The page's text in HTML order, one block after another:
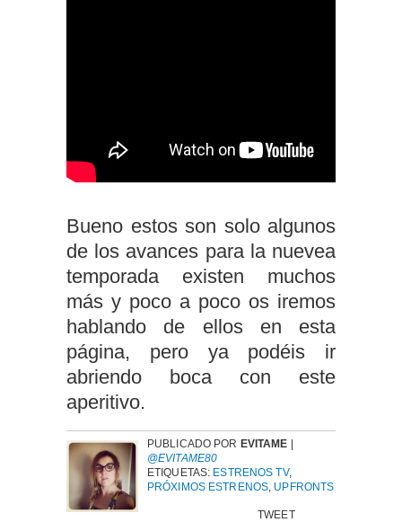
Bueno estos son solo algunos
de los avances para la nuevea
temporada existen muchos
más y poco a poco os iremos
hablando de ellos en esta
página, pero ya podéis ir
abriendo boca con este
aperitivo.
PUBLICADO POR EVITAME |
@EVITAME80
ETIQUETAS: ESTRENOS TV,
PRÓXIMOS ESTRENOS UPFRONTS
TWEET